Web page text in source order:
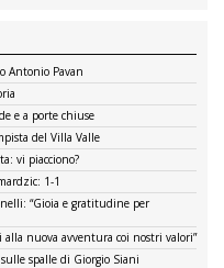
Antonio Pavan
e a porte chiuse
del Villa Valle
vi piacciono?
1-1
“Gioia e gratitudine per
alla nuova avventura coi nostri valori”
spalle di Giorgio Siani